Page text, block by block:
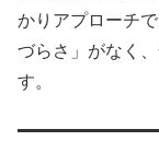
かりアプローチ
づらさ」がなく
す。